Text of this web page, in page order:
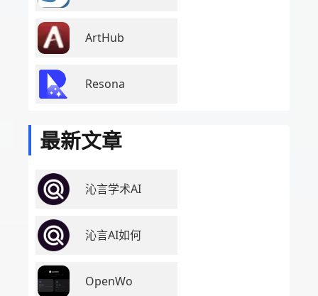
ArtHub
Resona
最新文章
沁言学术AI
沁言AI如何
OpenWo